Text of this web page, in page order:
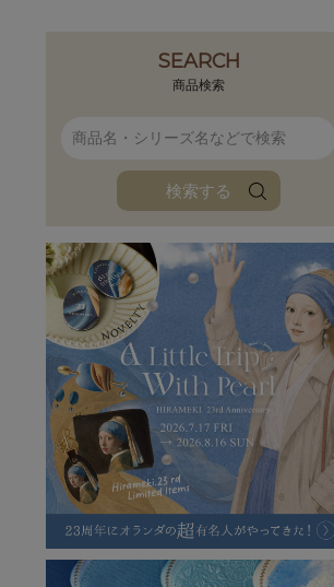
ブルーアート
ローダ
ハレノヒプロジェクト
SEARCH
商品検索
検索する